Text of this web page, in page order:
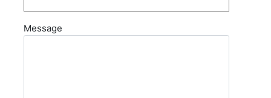
Message